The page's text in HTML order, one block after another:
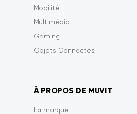
Mobilité
Multimédia
Gaming
Objets Connectés
À PROPOS DE MUVIT
La marque